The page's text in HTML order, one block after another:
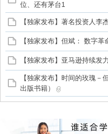
位、还有茅台1
【独家发布】著名投资人李
【独家发布】但斌： 数字
【独家发布】亚马逊持续发
【独家发布】时间的玫瑰－
出版书籍）